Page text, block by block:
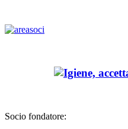
Socio fondatore: